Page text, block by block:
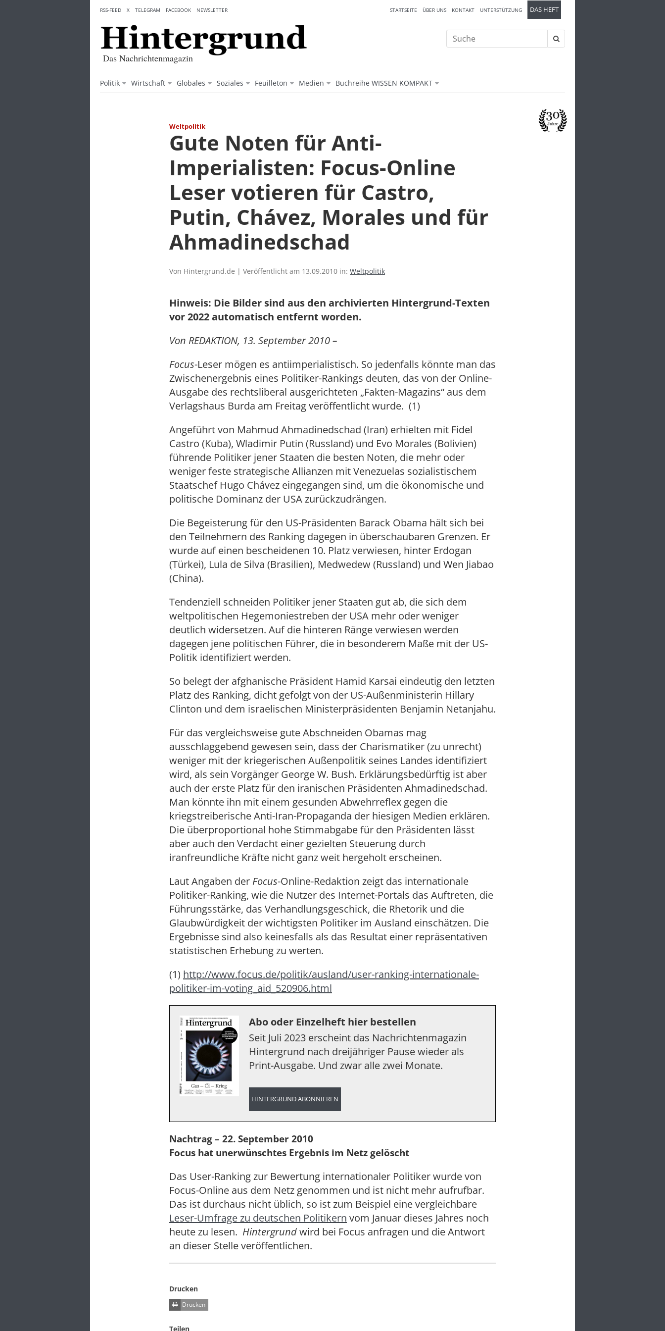
content
Das Nachrichtenmagazin
Politik Wirtschaft Globales Soziales Feuilleton Medien Buchreihe WISSEN KOMPAKT
STARTSEITE ÜBER UNS KONTAKT UNTERSTÜTZUNG DAS HEFT
RSS-FEED X TELEGRAM FACEBOOK NEWSLETTER
Suche
nach:
Weltpolitik
Gute Noten für Anti-
Imperialisten: Focus-Online
Leser votieren für Castro,
Putin, Chávez, Morales und für
Ahmadinedschad
Von Hintergrund.de | Veröffentlicht am 13.09.2010 in: Weltpolitik
Hinweis: Die Bilder sind aus den archivierten Hintergrund-Texten
vor 2022 automatisch entfernt worden.
Von REDAKTION, 13. September 2010 –
Focus-Leser mögen es antiimperialistisch. So jedenfalls könnte man das
Zwischenergebnis eines Politiker-Rankings deuten, das von der Online-
Ausgabe des rechtsliberal ausgerichteten „Fakten-Magazins“ aus dem
Verlagshaus Burda am Freitag veröffentlicht wurde. (1)
Angeführt von Mahmud Ahmadinedschad (Iran) erhielten mit Fidel
Castro (Kuba), Wladimir Putin (Russland) und Evo Morales (Bolivien)
führende Politiker jener Staaten die besten Noten, die mehr oder
weniger feste strategische Allianzen mit Venezuelas sozialistischem
Staatschef Hugo Chávez eingegangen sind, um die ökonomische und
politische Dominanz der USA zurückzudrängen.
Die Begeisterung für den US-Präsidenten Barack Obama hält sich bei
den Teilnehmern des Ranking dagegen in überschaubaren Grenzen. Er
wurde auf einen bescheidenen 10. Platz verwiesen, hinter Erdogan
(Türkei), Lula de Silva (Brasilien), Medwedew (Russland) und Wen Jiabao
(China).
Tendenziell schneiden Politiker jener Staaten gut ab, die sich dem
weltpolitischen Hegemoniestreben der USA mehr oder weniger
deutlich widersetzen. Auf die hinteren Ränge verwiesen werden
dagegen jene politischen Führer, die in besonderem Maße mit der US-
Politik identifiziert werden.
So belegt der afghanische Präsident Hamid Karsai eindeutig den letzten
Platz des Ranking, dicht gefolgt von der US-Außenministerin Hillary
Clinton und dem israelischen Ministerpräsidenten Benjamin Netanjahu.
Für das vergleichsweise gute Abschneiden Obamas mag
ausschlaggebend gewesen sein, dass der Charismatiker (zu unrecht)
weniger mit der kriegerischen Außenpolitik seines Landes identifiziert
wird, als sein Vorgänger George W. Bush. Erklärungsbedürftig ist aber
auch der erste Platz für den iranischen Präsidenten Ahmadinedschad.
Man könnte ihn mit einem gesunden Abwehrreflex gegen die
kriegstreiberische Anti-Iran-Propaganda der hiesigen Medien erklären.
Die überproportional hohe Stimmabgabe für den Präsidenten lässt
aber auch den Verdacht einer gezielten Steuerung durch
iranfreundliche Kräfte nicht ganz weit hergeholt erscheinen.
Laut Angaben der Focus-Online-Redaktion zeigt das internationale
Politiker-Ranking, wie die Nutzer des Internet-Portals das Auftreten, die
Führungsstärke, das Verhandlungsgeschick, die Rhetorik und die
Glaubwürdigkeit der wichtigsten Politiker im Ausland einschätzen. Die
Ergebnisse sind also keinesfalls als das Resultat einer repräsentativen
statistischen Erhebung zu werten.
(1) http://www.focus.de/politik/ausland/user-ranking-internationale-
politiker-im-voting_aid_520906.html
Abo oder Einzelheft hier bestellen
Seit Juli 2023 erscheint das Nachrichtenmagazin
Hintergrund nach dreijähriger Pause wieder als
Print-Ausgabe. Und zwar alle zwei Monate.
HINTERGRUND ABONNIEREN
Nachtrag – 22. September 2010
Focus hat unerwünschtes Ergebnis im Netz gelöscht
Das User-Ranking zur Bewertung internationaler Politiker wurde von
Focus-Online aus dem Netz genommen und ist nicht mehr aufrufbar.
Das ist durchaus nicht üblich, so ist zum Beispiel eine vergleichbare
Leser-Umfrage zu deutschen Politikern vom Januar dieses Jahres noch
heute zu lesen. Hintergrundwird bei Focus anfragen und die Antwort
an dieser Stelle veröffentlichen.
Drucken
Drucken
Teilen